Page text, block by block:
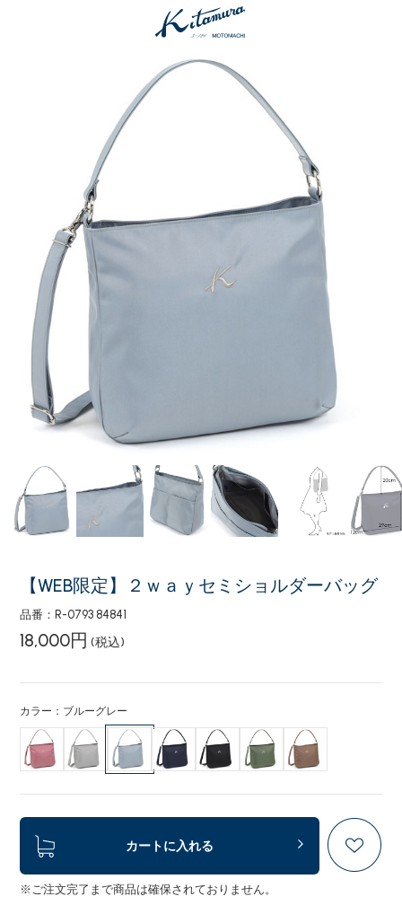
【WEB限定】２ｗａｙセミショルダーバッグ
品番：R-0793 84841
18,000円 (税込)
カラー：ブルーグレー
カートに入れる
※ご注文完了まで商品は確保されておりません。